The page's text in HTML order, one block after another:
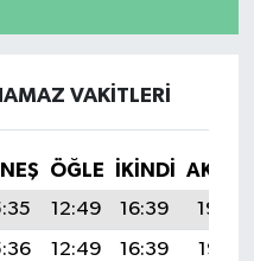
VAKITLERI
ÖĞLE İKINDI
12:49 16:39
19:52
12:49 16:39
19:51